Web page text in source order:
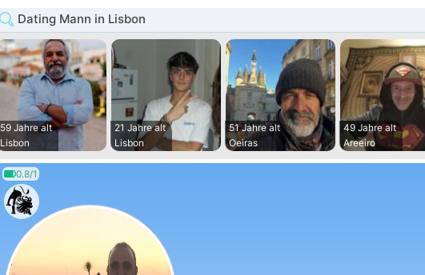
Dating Mann in Lisbon
59 Jahre alt
Lisbon
21 Jahre alt
Lisbon
51 Jahre alt
Oeiras
49 Jahre alt
Areeiro
0.8/1